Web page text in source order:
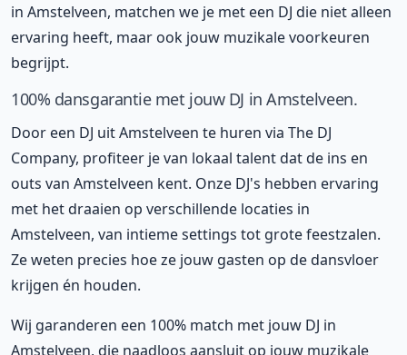
in Amstelveen, matchen we je met een DJ die niet alleen
ervaring heeft, maar ook jouw muzikale voorkeuren
begrijpt.
100% dansgarantie met jouw DJ in Amstelveen.
Door een DJ uit Amstelveen te huren via The DJ
Company, profiteer je van lokaal talent dat de ins en
outs van Amstelveen kent. Onze DJ's hebben ervaring
met het draaien op verschillende locaties in
Amstelveen, van intieme settings tot grote feestzalen.
Ze weten precies hoe ze jouw gasten op de dansvloer
krijgen én houden.
Wij garanderen een 100% match met jouw DJ in
Amstelveen, die naadloos aansluit op jouw muzikale